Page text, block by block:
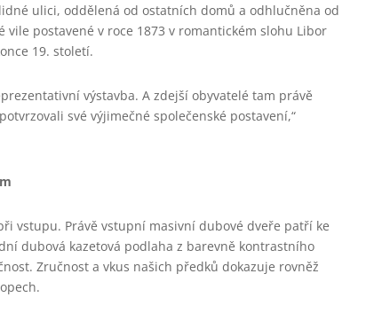
ulici, oddělená od ostatních domů a odhlučněna od
vile postavené v roce 1873 v romantickém slohu Libor
19. století.
výstavba. A zdejší obyvatelé tam právě
své výjimečné společenské postavení,“
vstupu. Právě vstupní masivní dubové dveře patří ke
dubová kazetová podlaha z barevně kontrastního
Zručnost a vkus našich předků dokazuje rovněž